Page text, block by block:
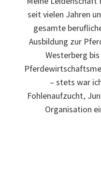
seit vielen Jahren
gesamte
Ausbildung zur
Westerberg
– stets war
Fohlenaufzucht,
Organisation